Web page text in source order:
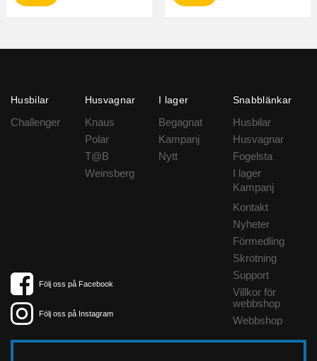
Husbilar
Challenger
Husvagnar
Knaus
Polar
T@B
Weinsberg
I lager
Begagnat
Kampanj
Nytt
Snabblänkar
Husbilar
Husvagnar
Fogelsta
I lager
Kampanj
Kontakt
Nyheter
Förmedling
Skrotning
Support
Villkor för
webbshop
Webbshop
Följ oss på Facebook
Följ oss på Instagram